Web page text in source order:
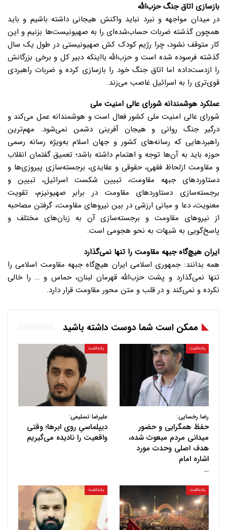
بازسازی اتاق جنگ حزب‌الله
در میدان مواجهه و نبرد نباید واکنش هیجانی داشته باشیم و باید
همچون گذشته ضربات حساب‌شده‌ای را به صهیونیست‌ها بزنیم و این
کار متوقف نشود، چرا رژیم کودک کش صهیونیستی در طول یک سال
گذشته فرسوده شده است و حزب‌الله بااینکه دبیر کل و برخی بزرگانش
را ازدست‌داده اما اتاق جنگ خود را بازسازی کرده و ضربات راهبردی
قوی‌تری را به اسرائیل غاصب می‌زند.
عملکرد هوشمندانه شورای عالی امنیت ملی
شورای عالی امنیت ملی کشور فعال است و هوشمندانه عمل می‌کند و
درگیر جنگ روانی و هیجان آفرینی دشمن نمی‌شود. مهم‌ترین
راهبردهایی که رسانه‌های کشور و جهان اسلام به‌ویژه رسانه رسمی
حوزه باید به آن‌ها توجه و اهتمام داشته باشد؛ تعمیق گفتمان انقلاب
و مقاومت ازلحاظ فقهی، حقوقی و عقایدی، برجسته‌سازی پیروزی‌ها و
دستاوردهای جبهه مقاومت، تبیین شکست اسرائیل، تبیین و
برجسته‌سازی دستاوردهای مقاومت در برابر صهیونیزم، تقویت
معنویت، دعا و مبانی ارزشی در بین نیروهای مقاومت، گرفتن مصاحبه
از نیروهای مقاومت و برجسته‌سازی آن به زبان‌های مختلف و
پاسخ‌گویی به شبهات به نحو هجومی است.
ایران هیچ‌گاه جبهه مقاومت را تنها نمی‌گذارد
همه بدانند: جمهوری اسلامی ایران هیچ‌گاه جبهه مقاومت اسلامی را
تنها نمی‌گذارد و پشت حزب‌الله قهرمان لبنان، حماس و … را خالی
نکرده و نمی‌کند و در قلب و متن محور مقاومت قرار دارد.
ممکن است شما دوست داشته باشید
یادداشت
رضا رخسایی:
حفظ همگرایی و حضور
میدانی مردم مبعوث شده،
هدف اصلی وحدت مورد
اشاره امام
…
یادداشت
علیرضا تسلیمی:
دیپلماسیِ روی ابرها؛ وقتی
واقعیت را نادیده می‌گیریم
یادداشت یادداشت